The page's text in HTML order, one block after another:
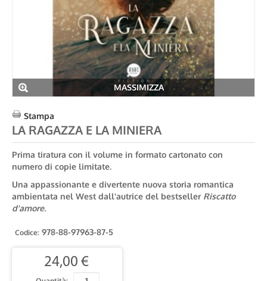
MASSIMIZZA
Stampa
LA RAGAZZA E LA MINIERA
Prima tiratura con il volume in formato cartonato con
numero di copie limitate.
Una appassionante e divertente nuova storia romantica
ambientata nel West dall'autrice del bestseller Riscatto
d'amore.
Codice: 978-88-97963-87-5
24,00 €